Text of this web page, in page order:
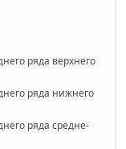
ряда верхнего
ряда нижнего
ряда средне-